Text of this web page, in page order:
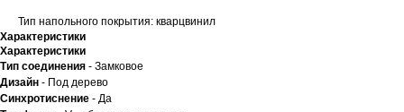
Тип напольного покрытия: кварцвинил
Характеристики
Характеристики
Тип соединения - Замковое
Дизайн - Под дерево
Синхротиснение - Да